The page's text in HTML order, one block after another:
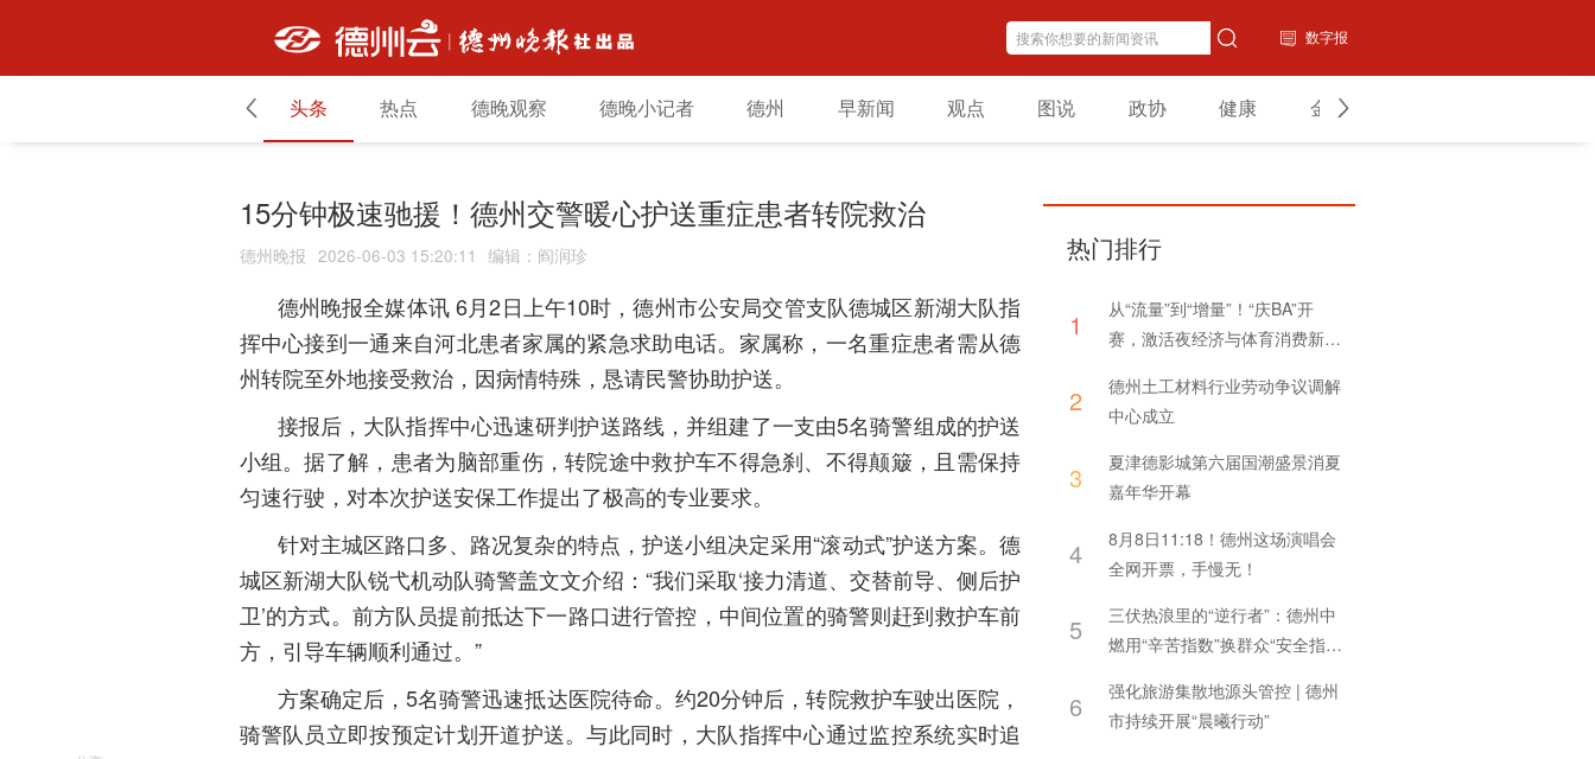
数字报
头条 热点 德晚观察 德晚小记者 德州 早新闻 观点 图说 政协 健康 金融
15分钟极速驰援！德州交警暖心护送重症患者转院救治
德州晚报 2026-06-03 15:20:11 编辑 ： 阎润珍
德州晚报全媒体讯6月2日上午10时，德州市公安局交管支队德城区新湖大队指
挥中心接到一通来自河北患者家属的紧急求助电话。家属称，一名重症患者需从德
州转院至外地接受救治，因病情特殊，恳请民警协助护送。
接报后，大队指挥中心迅速研判护送路线，并组建了一支由5名骑警组成的护送
小组。据了解，患者为脑部重伤，转院途中救护车不得急刹、不得颠簸，且需保持
匀速行驶， 对本次护送安保工作提出了极高的专业要求。
针对主城区路口多、路况复杂的特点，护送小组决定采用“滚动式”护送方案。德
城区新湖大队锐弋机动队骑警盖文文介绍：“我们采取‘接力清道、交替前导、侧后护
卫’的方式。前方队员提前抵达下一路口进行管控，中间位置的骑警则赶到救护车前
方，引导车辆顺利通过。”
方案确定后，5名骑警迅速抵达医院待命。约20分钟后，转院救护车驶出医院，
骑警队员立即按预定计划开道护送。与此同时，大队指挥中心通过监控系统实时追
热门排行
1
从“流量”到“增量”！“庆BA”开
赛，激活夜经济与体育消费新引
2
德州土工材料行业劳动争议调解
中心成立
3
夏津德影城第六届国潮盛景消夏
嘉年华开幕
4
8月8日11:18！德州这场演唱会
全网开票，手慢无！
5
三伏热浪里的“逆行者”：德州中
燃用“辛苦指数”换群众“安全指
6
强化旅游集散地源头管控 | 德州
市持续开展“晨曦行动”